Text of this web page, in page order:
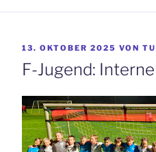
VERÖFFENTLICHT
AM
13. OKTOBER 2025 VON
F-Jugend: